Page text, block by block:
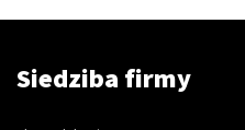
Siedziba firmy